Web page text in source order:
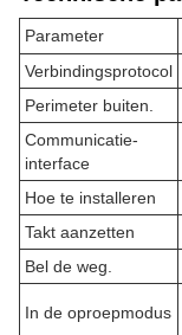
Parameter
Verbindingsprotocol
Perimeter buiten.
Communicatie-
interface
Hoe te installeren
Takt aanzetten
Bel de weg.
In de oproepmodus